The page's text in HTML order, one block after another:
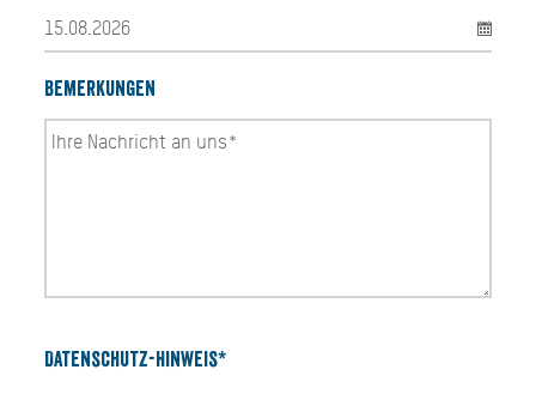
Bemerkungen
Datenschutz-Hinweis*